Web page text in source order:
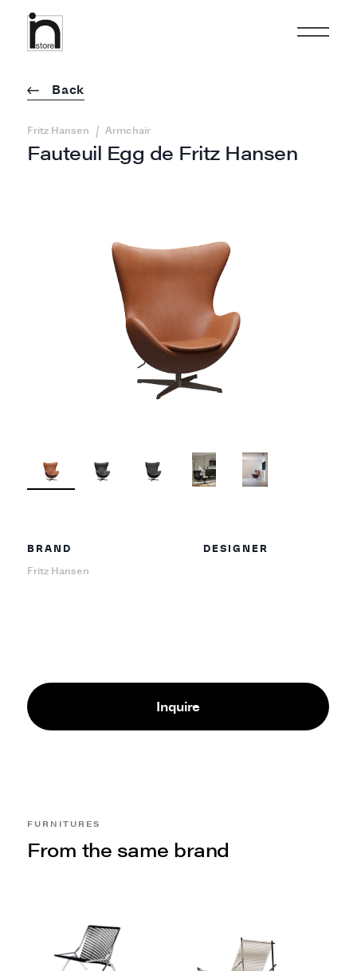
Fauteuil Egg de Fritz Hansen
Back
Fritz Hansen / Armchair
BRAND
Fritz Hansen
DESIGNER
Inquire
From the same brand
FURNITURES